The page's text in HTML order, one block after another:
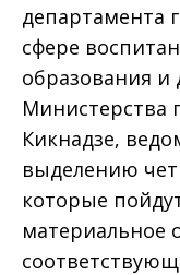
департамента
сфере
образования и
Министерства
Кикнадзе,
выделению
которые
материальное